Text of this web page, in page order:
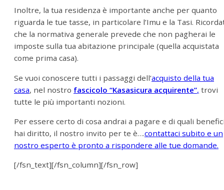
Inoltre, la tua residenza è importante anche per quanto
riguarda le tue tasse, in particolare l’Imu e la Tasi.
che la normativa generale prevede che non pagherai le
imposte sulla tua abitazione principale (quella acquistata
come prima casa).
Se vuoi conoscere tutti i passaggi dell’acquisto della tua
casa, nel nostro fascicolo “Kasasicura acquirente”, trovi
tutte le più importanti nozioni.
Per essere certo di cosa andrai a pagare e di quali
hai diritto, il nostro invito per te è….contattaci subito e un
nostro esperto è pronto a rispondere alle tue domande.
[/fsn_text][/fsn_column][/fsn_row]